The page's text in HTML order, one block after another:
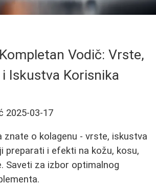
Vodič: Vrste,
Iskustva Korisnika
2025-03-17
znate o kolagenu - vrste, iskustva
preparati i efekti na kožu, kosu,
Saveti za izbor optimalnog